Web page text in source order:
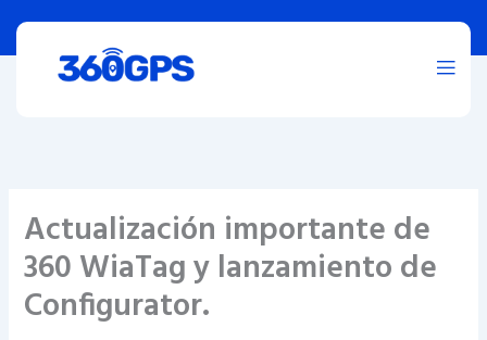
contenido
Actualización importante de
360 WiaTag y lanzamiento de
Configurator.